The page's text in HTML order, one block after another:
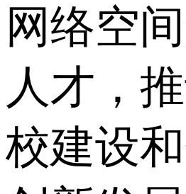
网络空
人才，
校建设